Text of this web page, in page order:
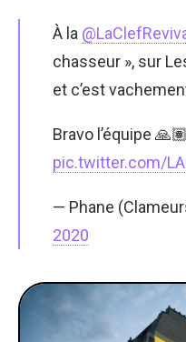
À la
chasseur », sur
et c’est
Bravo l’équipe 🙏🏽
pic.twitter.com/
— Phane
2020